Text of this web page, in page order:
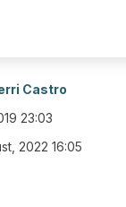
Castro
23:03
2022 16:05